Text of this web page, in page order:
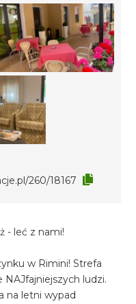
260/18167
- leć z nami!
w Rimini! Strefa
NAJfajniejszych ludzi.
na letni wypad